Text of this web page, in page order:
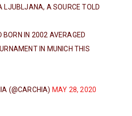
LJUBLJANA, A SOURCE TOLD
BORN IN 2002 AVERAGED
IN MUNICH THIS
(@CARCHIA) MAY 28, 2020